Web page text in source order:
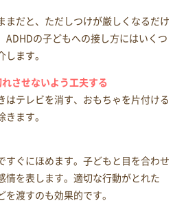
まだと、ただしつけが厳しくなるだけ
ADHDの子どもへの接し方にはいくつ
ます。
させないよう工夫する
はテレビを消す、おもちゃを片付ける
ます。
すぐにほめます。子どもと目を合わせ
情を表します。適切な行動がとれた
渡すのも効果的です。